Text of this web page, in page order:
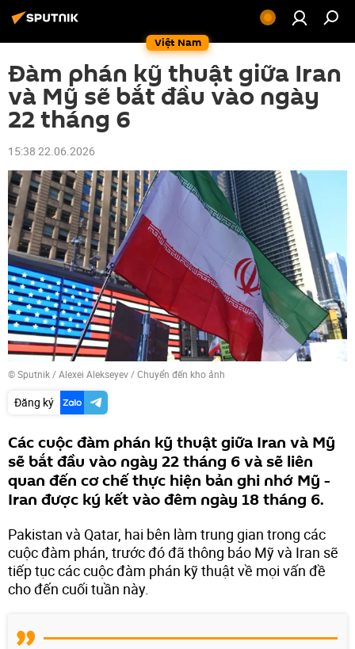
Việt Nam
Đàm phán kỹ thuật giữa Iran
và Mỹ sẽ bắt đầu vào ngày
22 tháng 6
15:38 22.06.2026
© Sputnik / Alexei Alekseyev/Chuyển đến kho ảnh
Đăng ký
Các cuộc đàm phán kỹ thuật giữa Iran và Mỹ
sẽ bắt đầu vào ngày 22 tháng 6 và sẽ liên
quan đến cơ chế thực hiện bản ghi nhớ Mỹ -
Iran được ký kết vào đêm ngày 18 tháng 6.
Pakistan và Qatar, hai bên làm trung gian trong các
cuộc đàm phán, trước đó đã thông báo Mỹ và Iran sẽ
tiếp tục các cuộc đàm phán kỹ thuật về mọi vấn đề
cho đến cuối tuần này.